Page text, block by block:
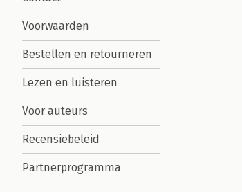
Voorwaarden
Bestellen en retourneren
Lezen en luisteren
Voor auteurs
Recensiebeleid
Partnerprogramma